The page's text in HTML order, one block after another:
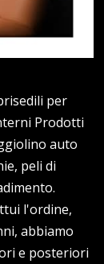
per
Prodotti
auto
peli di
l'ordine,
abbiamo
e posteriori